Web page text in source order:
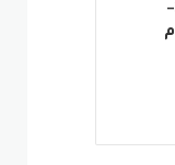
2026–
2027م